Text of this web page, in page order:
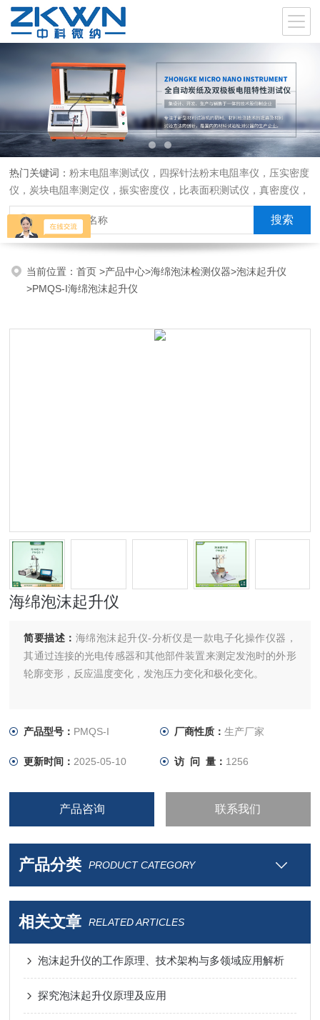
热门关键词：粉末电阻率测试仪，四探针法粉末电阻率仪，压实密度
仪，炭块电阻率测定仪，振实密度仪，比表面积测试仪，真密度仪，
炭块热膨胀仪，炭块透气率仪，炭块二氧化碳反应测定仪
当前位置：首页>产品中心>海绵泡沫检测仪器>泡沫起升仪
>PMQS-I海绵泡沫起升仪
海绵泡沫起升仪
简要描述： 海绵泡沫起升仪-分析仪是一款电子化操作仪器，
其通过连接的光电传感器和其他部件装置来测定发泡时的外形
轮廓变形，反应温度变化，发泡压力变化和极化变化。
产品型号： PMQS-I 厂商性质： 生产厂家
更新时间： 2025-05-10 访 问 量： 1256
产品咨询 联系我们
产品分类 PRODUCT CATEGORY
相关文章 RELATED ARTICLES
泡沫起升仪的工作原理、技术架构与多领域应用解析
探究泡沫起升仪原理及应用